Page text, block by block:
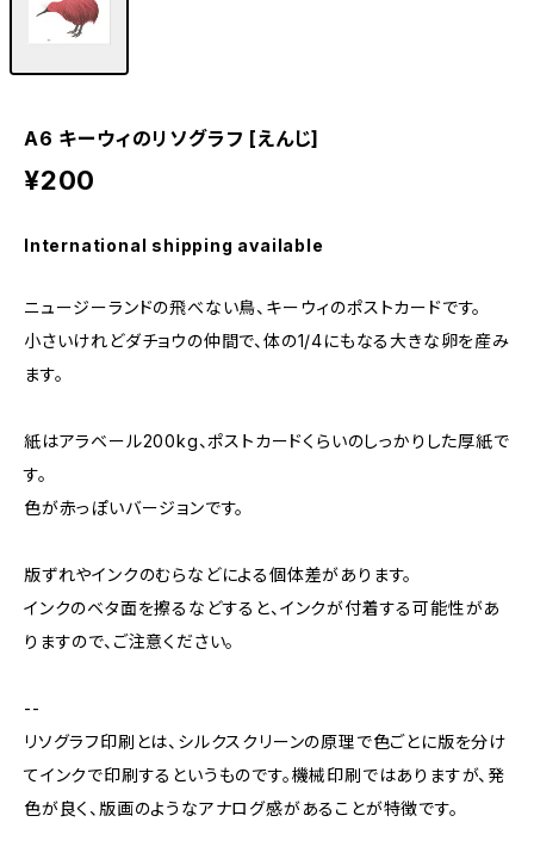
A6 キーウィのリソグラフ [えんじ]
¥200
International shipping available
ニュージーランドの飛べない鳥、キーウィのポストカードです。
小さいけれどダチョウの仲間で、体の1/4にもなる大きな卵を産み
ます。
紙はアラベール200kg、ポストカードくらいのしっかりした厚紙で
す。
色が赤っぽいバージョンです。
版ずれやインクのむらなどによる個体差があります。
インクのベタ面を擦るなどすると、インクが付着する可能性があ
りますので、ご注意ください。
--
リソグラフ印刷とは、シルクスクリーンの原理で色ごとに版を分け
てインクで印刷するというものです。機械印刷ではありますが、発
色が良く、版画のようなアナログ感があることが特徴です。